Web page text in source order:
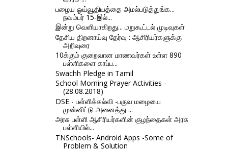
பழைய ஓய்வூதியத்தை அமல்படுத்துங்க...
நவம்பர் 15-இல்...
இன்று வெளியாகிறது... மறுகூட்டல் முடிவுகள்
தேசிய திறனாய்வு தேர்வு : ஆசிரியர்களுக்கு
அறிவுரை
10க்கும் குறைவான மாணவர்கள் உள்ள 890
பள்ளிகளை காப்ப...
Swachh Pledge in Tamil
School Morning Prayer Activities -
(28.08.2018)
DSE - பள்ளிக்கல்வி -பருவ மழையை
முன்னிட்டு அனைத்து ...
அரசு பள்ளி ஆசிரியர்களின் குழந்தைகள் அரசு
பள்ளியில்...
TNSchools- Android Apps -Some of
Problem & Solution